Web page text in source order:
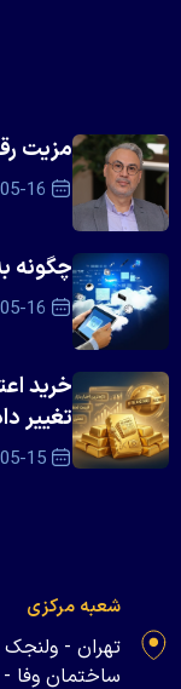
مزیت
16
چگونه
16
خرید
تغییر
15
شعبه مرکزی
ساختمان وفا -